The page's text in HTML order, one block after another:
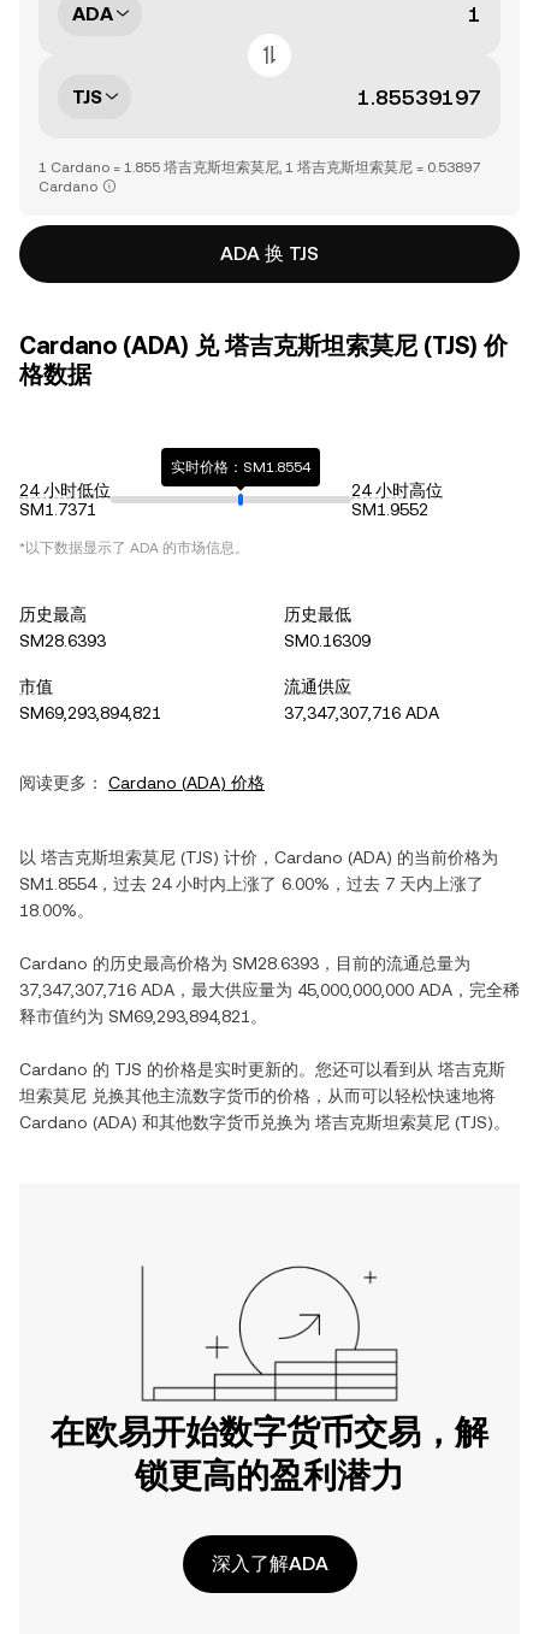
ADA
TJS
1 Cardano = 1.855 塔吉克斯坦索莫尼, 1 塔吉克斯坦索莫尼 = 0.53897
Cardano
ADA 换 TJS
Cardano (ADA) 兑 塔吉克斯坦索莫尼 (TJS) 价
格数据
24 小时低位
SM1.7371
实时价格：SM1.8554
24 小时高位
SM1.9552
*以下数据显示了 ADA 的市场信息。
历史最高
SM28.6393
历史最低
SM0.16309
市值
SM69,293,894,821
流通供应
37,347,307,716 ADA
阅读更多： Cardano (ADA) 价格
以 塔吉克斯坦索莫尼 (TJS) 计价， Cardano (ADA) 的当前价格为
SM1.8554，过去 24 小时内 上涨了 6.00% ，过去 7 天内 上涨了
18.00%。
Cardano 的历史最高价格为 SM28.6393 ，目前的流通总量为
37,347,307,716 ADA ，最大供应量为 45,000,000,000 ADA ，完全稀
释市值约为 SM69,293,894,821 。
Cardano 的 TJS 的价格是实时更新的。您还可以看到从 塔吉克斯
坦索莫尼 兑换其他主流数字货币的价格，从而可以轻松快速地将
Cardano (ADA) 和其他数字货币兑换为 塔吉克斯坦索莫尼 (TJS)。
在欧易开始数字货币交易，解
锁更高的盈利潜力
深入了解ADA